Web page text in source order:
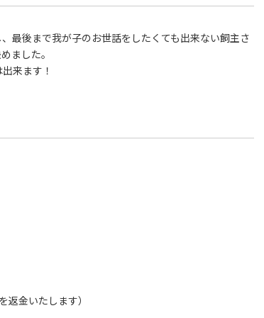
最後まで我が子のお世話をしたくても出来ない飼主さ
ました。
来ます！
金いたします）